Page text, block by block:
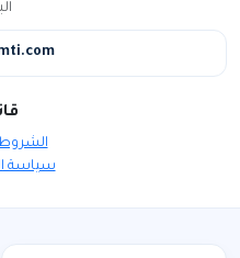
الشروط
سياسة